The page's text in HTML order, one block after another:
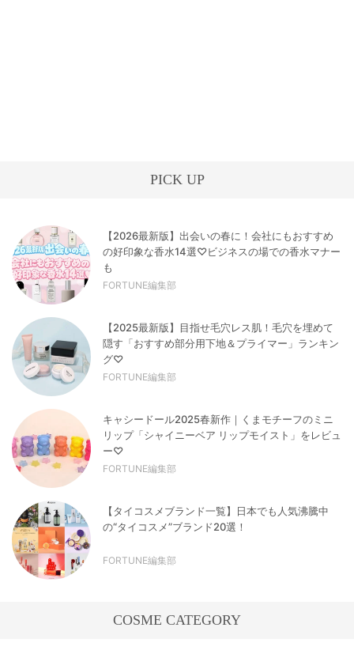
PICK UP
【2026最新版】出会いの春に！会社にもおすすめ
の好印象な香水14選♡ビジネスの場での香水マナー
も
FORTUNE編集部
【2025最新版】目指せ毛穴レス肌！毛穴を埋めて
隠す「おすすめ部分用下地＆プライマー」ランキン
グ♡
FORTUNE編集部
キャシードール2025春新作｜くまモチーフのミニ
リップ「シャイニーベア リップモイスト」をレビュ
ー♡
FORTUNE編集部
【タイコスメブランド一覧】日本でも人気沸騰中
の“タイコスメ”ブランド20選！
FORTUNE編集部
COSME CATEGORY